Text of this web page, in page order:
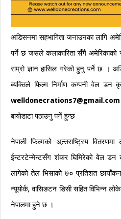
अडिसनमा सहभागिता जनाउनका लागि
पर्ने छ जसले कलाकारिता सँगै अमेरिकाको
राम्रो ज्ञान हासिल गरेको हुनु पर्ने छ ।
ब्यक्तिले फिल्म निर्माण कम्पनी वेल डन
welldonecrations7@gmail.com
बायोडाटा पठाउनु पर्ने हुन्छ
नेपाली फिल्मको अन्र्तराष्ट्रिय
ईन्टरटेन्मेन्टसँग शंकर घिमिरेको वेल डन
लागेको तेल भिसाको ७० प्रतिशत छायाँकन
न्यूयोर्क, वासिङटन डिसी सहित विभिन्न
नेपालमा हुने छ ।